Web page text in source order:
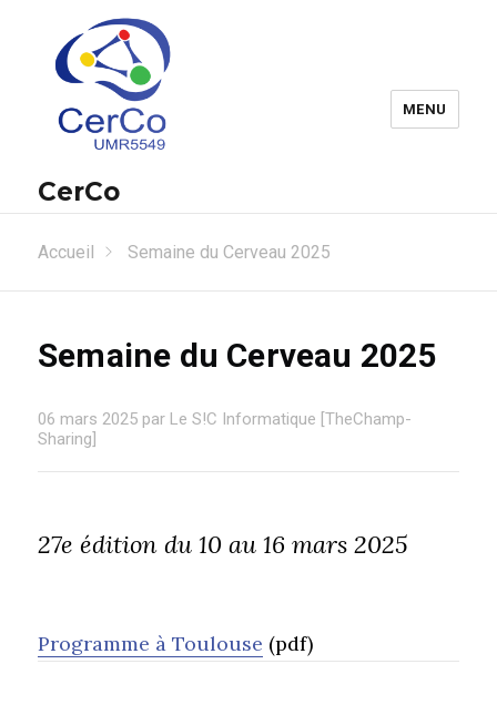
CerCo
MENU
Accueil Semaine du Cerveau 2025
Semaine du Cerveau 2025
06 mars 2025 par Le S!C Informatique [TheChamp-
Sharing]
27e édition du 10 au 16 mars 2025
Programme à Toulouse (pdf)